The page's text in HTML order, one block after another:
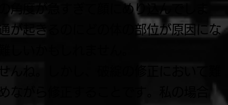
角度が急すぎて顔にめり込んでしま
が起きるのにどの体の部位が原因にな
しいかもしれません。
んね。しかし、破綻の修正において難
ながら修正することです。私の場合